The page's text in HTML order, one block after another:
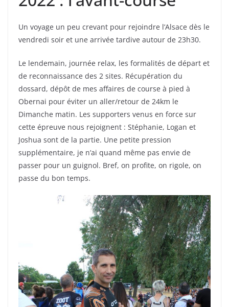
Un voyage un peu crevant pour rejoindre l’Alsace dès le
vendredi soir et une arrivée tardive autour de 23h30.
Le lendemain, journée relax, les formalités de départ et
de reconnaissance des 2 sites. Récupération du
dossard, dépôt de mes affaires de course à pied à
Obernai pour éviter un aller/retour de 24km le
Dimanche matin. Les supporters venus en force sur
cette épreuve nous rejoignent : Stéphanie, Logan et
Joshua sont de la partie. Une petite pression
supplémentaire, je n’ai quand même pas envie de
passer pour un guignol. Bref, on profite, on rigole, on
passe du bon temps.